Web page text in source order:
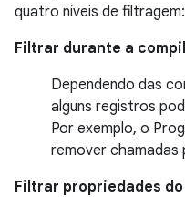
quatro níveis de filtragem:
Filtrar durante a
Dependendo das
alguns registros
Por exemplo, o
remover chamadas
Filtrar propriedades